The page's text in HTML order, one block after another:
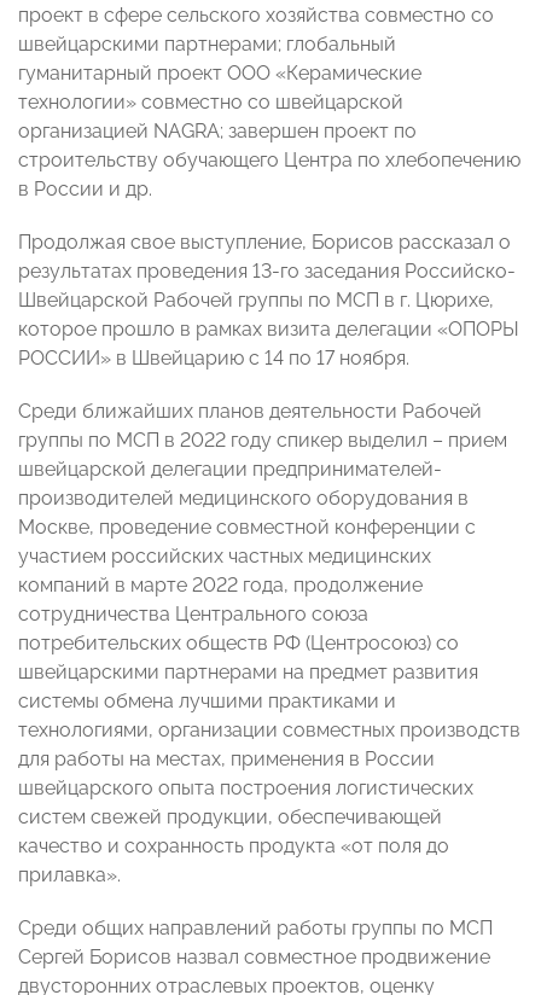
проект в сфере сельского хозяйства совместно со
швейцарскими партнерами; глобальный
гуманитарный проект ООО «Керамические
технологии» совместно со швейцарской
организацией NAGRA; завершен проект по
строительству обучающего Центра по хлебопечению
в России и др.
Продолжая свое выступление, Борисов рассказал о
результатах проведения 13-го заседания Российско-
Швейцарской Рабочей группы по МСП в г. Цюрихе,
которое прошло в рамках визита делегации «ОПОРЫ
РОССИИ» в Швейцарию с 14 по 17 ноября.
Среди ближайших планов деятельности Рабочей
группы по МСП в 2022 году спикер выделил – прием
швейцарской делегации предпринимателей-
производителей медицинского оборудования в
Москве, проведение совместной конференции с
участием российских частных медицинских
компаний в марте 2022 года, продолжение
сотрудничества Центрального союза
потребительских обществ РФ (Центросоюз) со
швейцарскими партнерами на предмет развития
системы обмена лучшими практиками и
технологиями, организации совместных производств
для работы на местах, применения в России
швейцарского опыта построения логистических
систем свежей продукции, обеспечивающей
качество и сохранность продукта «от поля до
прилавка».
Среди общих направлений работы группы по МСП
Сергей Борисов назвал совместное продвижение
двусторонних отраслевых проектов, оценку